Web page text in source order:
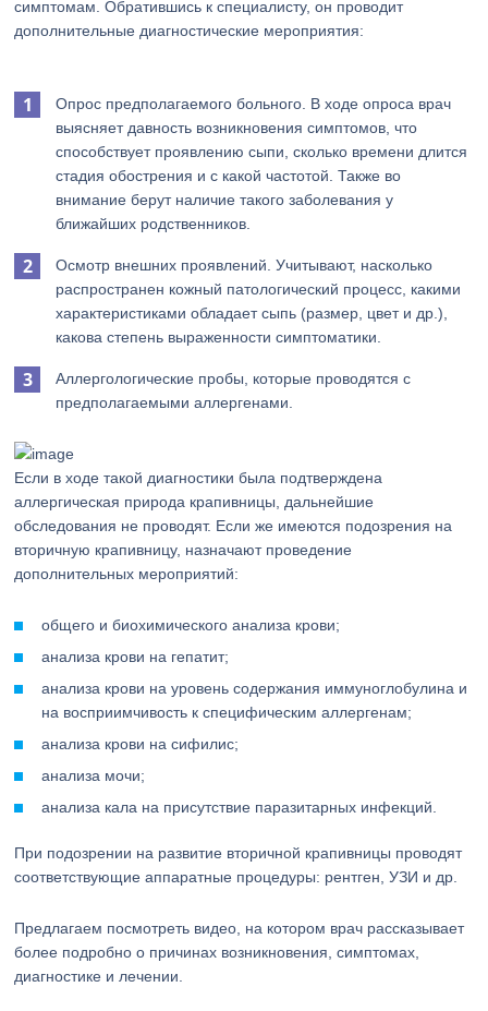
симптомам. Обратившись к специалисту, он проводит
дополнительные диагностические мероприятия:
Опрос предполагаемого больного. В ходе опроса врач
выясняет давность возникновения симптомов, что
способствует проявлению сыпи, сколько времени длится
стадия обострения и с какой частотой. Также во
внимание берут наличие такого заболевания у
ближайших родственников.
Осмотр внешних проявлений. Учитывают, насколько
распространен кожный патологический процесс, какими
характеристиками обладает сыпь (размер, цвет и др.),
какова степень выраженности симптоматики.
Аллергологические пробы, которые проводятся с
предполагаемыми аллергенами.
Если в ходе такой диагностики была подтверждена
аллергическая природа крапивницы, дальнейшие
обследования не проводят. Если же имеются подозрения на
вторичную крапивницу, назначают проведение
дополнительных мероприятий:
общего и биохимического анализа крови;
анализа крови на гепатит;
анализа крови на уровень содержания иммуноглобулина и
на восприимчивость к специфическим аллергенам;
анализа крови на сифилис;
анализа мочи;
анализа кала на присутствие паразитарных инфекций.
При подозрении на развитие вторичной крапивницы проводят
соответствующие аппаратные процедуры: рентген, УЗИ и др.
Предлагаем посмотреть видео, на котором врач рассказывает
более подробно о причинах возникновения, симптомах,
диагностике и лечении.